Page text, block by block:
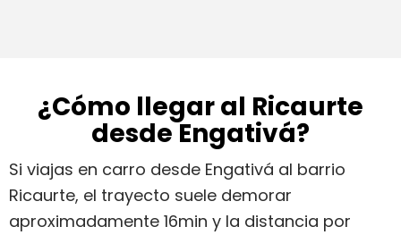
¿Cómo llegar al Ricaurte
desde Engativá?
Si viajas en carro desde Engativá al barrio
Ricaurte, el trayecto suele demorar
aproximadamente 16min y la distancia por